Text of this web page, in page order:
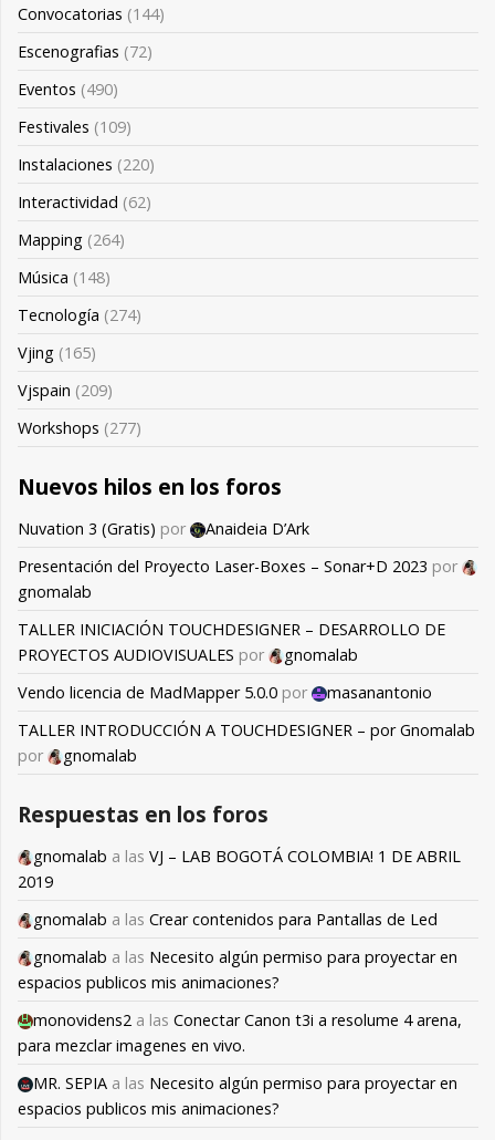
Convocatorias (144)
Escenografias (72)
Eventos (490)
Festivales (109)
Instalaciones (220)
Interactividad (62)
Mapping (264)
Música (148)
Tecnología (274)
Vjing (165)
Vjspain (209)
Workshops (277)
Nuevos hilos en los foros
Nuvation 3 (Gratis) por
Anaideia D’Ark
Presentación del Proyecto Laser-Boxes – Sonar+D 2023 por
gnomalab
TALLER INICIACIÓN TOUCHDESIGNER – DESARROLLO DE
PROYECTOS AUDIOVISUALES por
gnomalab
Vendo licencia de MadMapper 5.0.0 por
masanantonio
TALLER INTRODUCCIÓN A TOUCHDESIGNER – por Gnomalab
por
gnomalab
Respuestas en los foros
gnomalab a las VJ – LAB BOGOTÁ COLOMBIA! 1 DE ABRIL
2019
gnomalab a las Crear contenidos para Pantallas de Led
gnomalab a las Necesito algún permiso para proyectar en
espacios publicos mis animaciones?
monovidens2 a las Conectar Canon t3i a resolume 4 arena,
para mezclar imagenes en vivo.
MR. SEPIA a las Necesito algún permiso para proyectar en
espacios publicos mis animaciones?